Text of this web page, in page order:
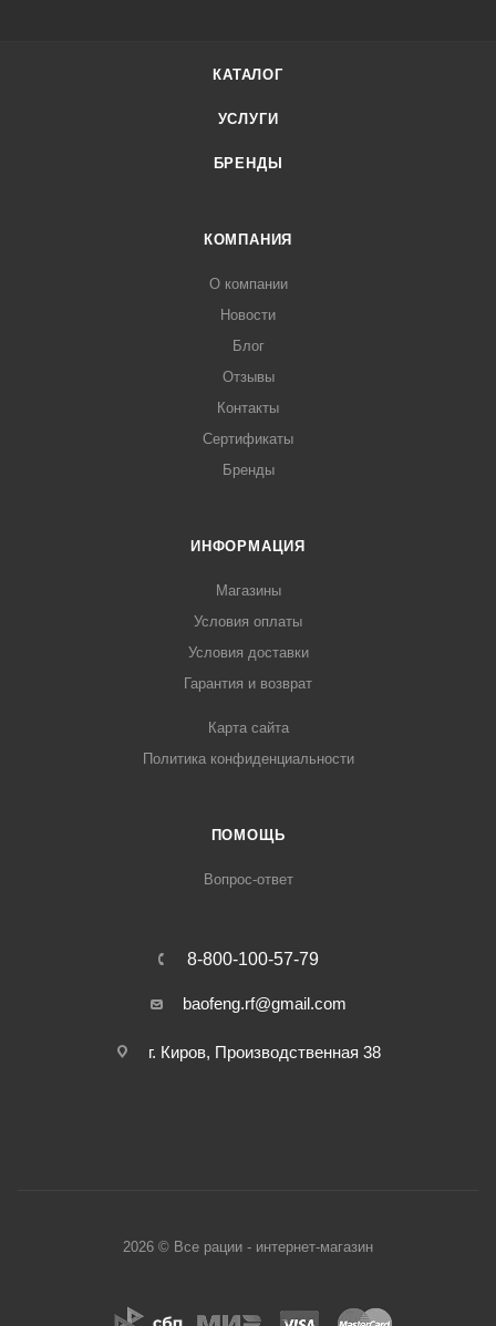
КАТАЛОГ
УСЛУГИ
БРЕНДЫ
КОМПАНИЯ
О компании
Новости
Блог
Отзывы
Контакты
Сертификаты
Бренды
ИНФОРМАЦИЯ
Магазины
Условия оплаты
Условия доставки
Гарантия и возврат
Карта сайта
Политика конфиденциальности
ПОМОЩЬ
Вопрос-ответ
8-800-100-57-79
baofeng.rf@gmail.com
г. Киров, Производственная 38
2026 © Все рации - интернет-магазин